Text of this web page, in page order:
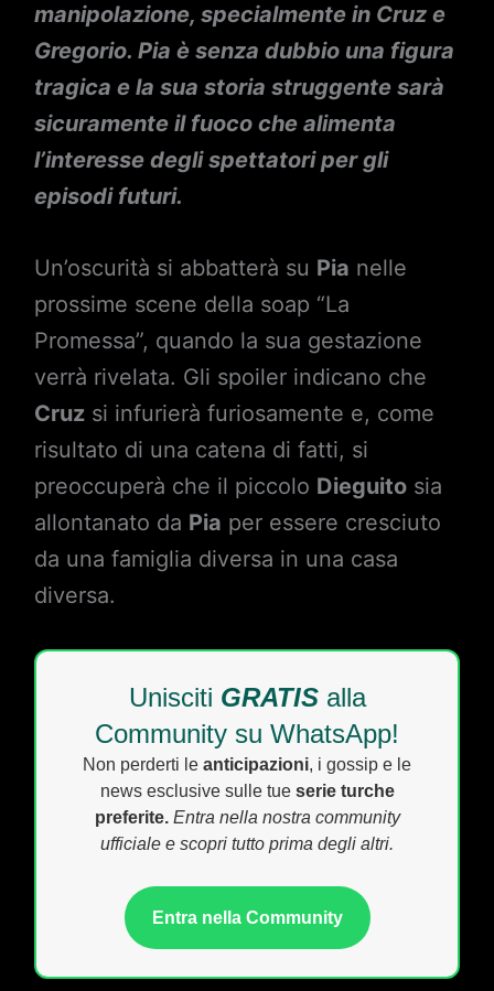
manipolazione, specialmente in Cruz e
Gregorio. Pia è senza dubbio una figura
tragica e la sua storia struggente sarà
sicuramente il fuoco che alimenta
l’interesse degli spettatori per gli
episodi futuri.
Un’oscurità si abbatterà su Pia nelle
prossime scene della soap “La
Promessa”, quando la sua gestazione
verrà rivelata. Gli spoiler indicano che
Cruzsi infurierà furiosamente e, come
risultato di una catena di fatti, si
preoccuperà che il piccolo Dieguitosia
allontanato da Pia per essere cresciuto
da una famiglia diversa in una casa
diversa.
Unisciti GRATISalla
Community su WhatsApp!
Non perderti le anticipazioni, i gossip e le
news esclusive sulle tue serie turche
preferite. Entra nella nostra community
ufficiale e scopri tutto prima degli altri.
Entra nella Community